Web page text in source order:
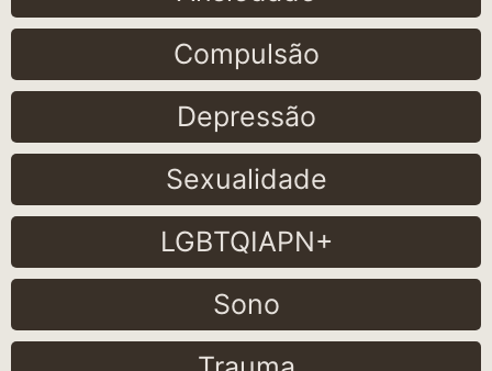
Compulsão
Depressão
Sexualidade
LGBTQIAPN+
Sono